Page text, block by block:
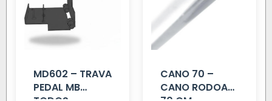
MD602 – TRAVA
PEDAL MB
CANO 70 –
CANO RODOAR